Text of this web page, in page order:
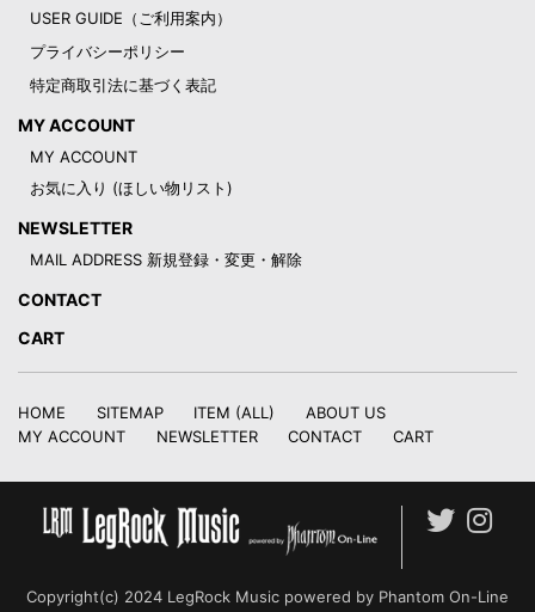
USER GUIDE（ご利用案内）
プライバシーポリシー
特定商取引法に基づく表記
MY ACCOUNT
MY ACCOUNT
お気に入り (ほしい物リスト)
NEWSLETTER
MAIL ADDRESS 新規登録・変更・解除
CONTACT
CART
HOME SITEMAP ITEM (ALL)
ABOUT US
MY ACCOUNT
NEWSLETTER CONTACT CART
Copyright(c) 2024 LegRock Music powered by Phantom On-Line